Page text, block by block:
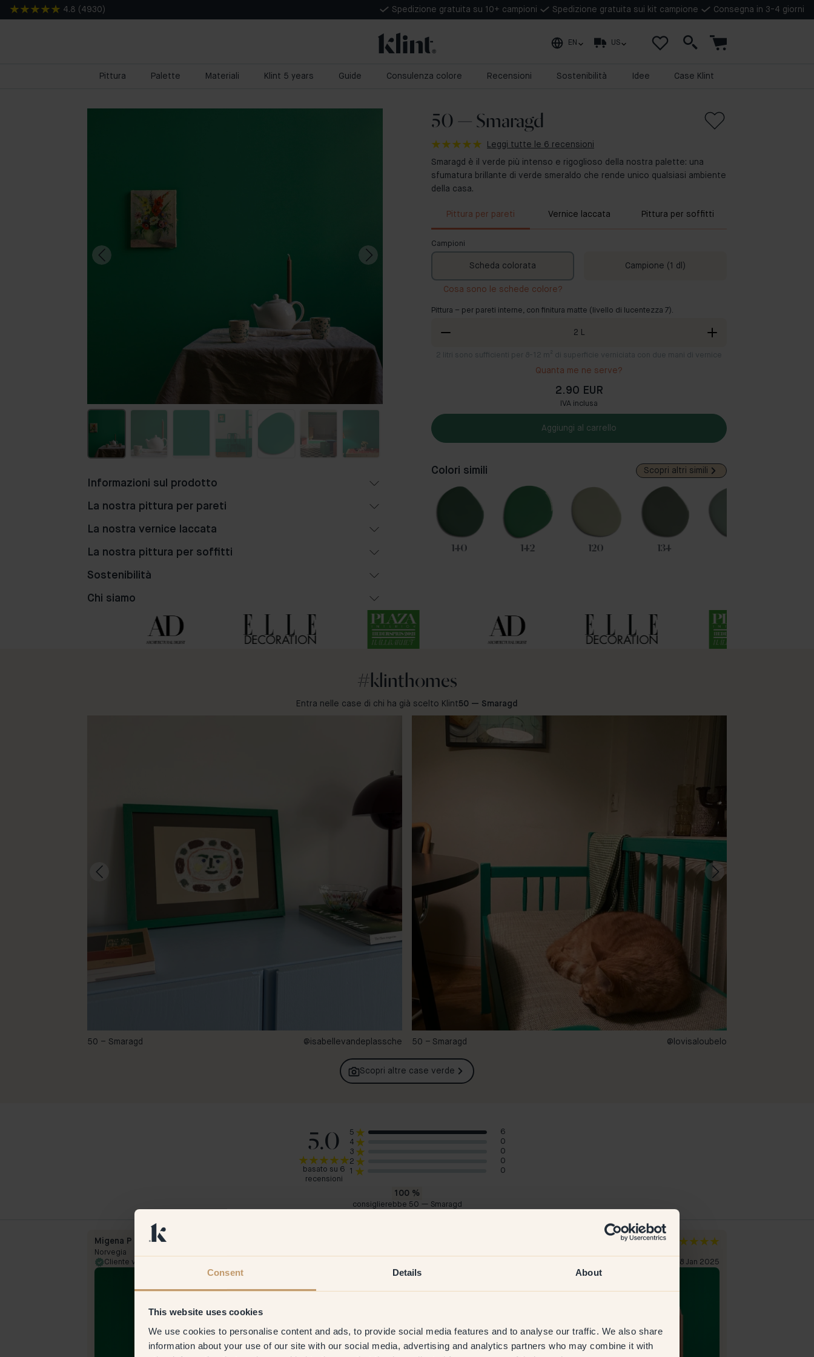
Consent Details About
This website uses cookies
We use cookies to personalise content and ads, to provide social media features and to analyse our traffic. We also share
information about your use of our site with our social media, advertising and analytics partners who may combine it with
4.8 ( 4930 ) Spedizione gratuita su 10+ campioni Spedizione gratuita sui kit campione Consegna in 3-4 giorni
EN US
Pittura Palette Materiali Klint 5 years Guide Consulenza colore Recensioni Sostenibilità Idee Case Klint
50 — Smaragd
Leggi tutte le 6 recensioni
Smaragd è il verde più intenso e rigoglioso della nostra palette: una
sfumatura brillante di verde smeraldo che rende unico qualsiasi ambiente
della casa.
Pittura per pareti Vernice laccata Pittura per soffitti
Campioni
Scheda colorata Campione (1 dl)
Cosa sono le schede colore?
Pittura – per pareti interne, con finitura matte (livello di lucentezza 7).
2 L
2 litri sono sufficienti per 8-12 m² di superficie verniciata con due mani di vernice
Quanta me ne serve?
2.90 EUR
IVA inclusa
Aggiungi al carrello
Colori simili Scopri altri simili
39 81 140 142 120 134
Informazioni sul prodotto
La nostra pittura per pareti
La nostra vernice laccata
La nostra pittura per soffitti
Sostenibilità
Chi siamo
#klinthomes
Entra nelle case di chi ha già scelto Klint50 — Smaragd
50 – Smaragd @isabellevandeplassche 50 – Smaragd @lovisaloubelo
Scopri altre case verde
5.0
basato su 6
recensioni
5
6
4
0
3
0
2
0
1
0
100 %
consiglierebbe 50 — Smaragd
Migena P
Norvegia
Cliente verificato
28 Jan 2025